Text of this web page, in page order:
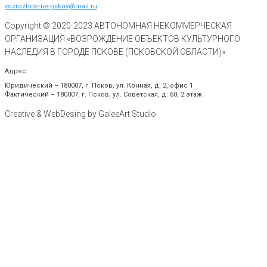
vozrozhdenie-pskov@mail.ru
Copyright © 2020-2023 АВТОНОМНАЯ НЕКОММЕРЧЕСКАЯ
ОРГАНИЗАЦИЯ «ВОЗРОЖДЕНИЕ ОБЪЕКТОВ КУЛЬТУРНОГО
НАСЛЕДИЯ В ГОРОДЕ ПСКОВЕ (ПСКОВСКОЙ ОБЛАСТИ)»
Адрес
Юридический – 180007, г. Псков, ул. Конная, д. 2, офис 1
Фактический – 180007, г. Псков, ул. Советская, д. 60, 2 этаж
Creative & WebDesing by GaleeArt Studio